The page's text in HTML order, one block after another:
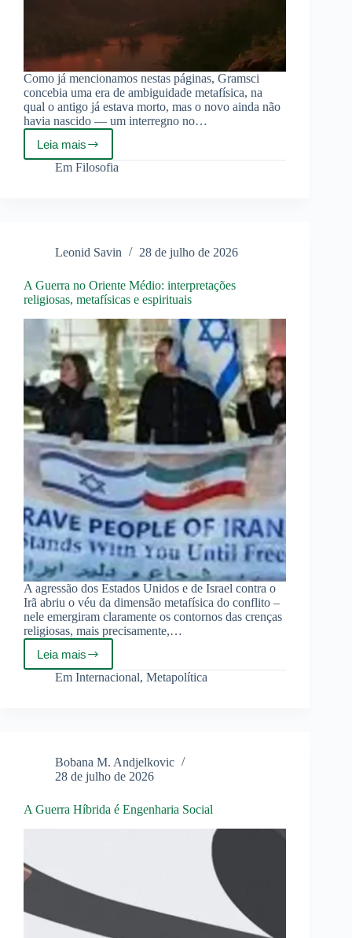
Como já mencionamos nestas páginas, Gramsci
concebia uma era de ambiguidade metafísica, na
qual o antigo já estava morto, mas o novo ainda não
havia nascido — um interregno no…
Leia maisArquétipos
como
Em Filosofia
Leonid Savin 28 de julho de 2026
A Guerra no Oriente Médio: interpretações
religiosas, metafísicas e espirituais
A agressão dos Estados Unidos e de Israel contra o
Irã abriu o véu da dimensão metafísica do conflito –
nele emergiram claramente os contornos das crenças
religiosas, mais precisamente,…
Leia mais
A
Guerra
e
espirituais
Em Internacional,Metapolítica
Bobana M. Andjelkovic
28 de julho de 2026
A Guerra Híbrida é Engenharia Social